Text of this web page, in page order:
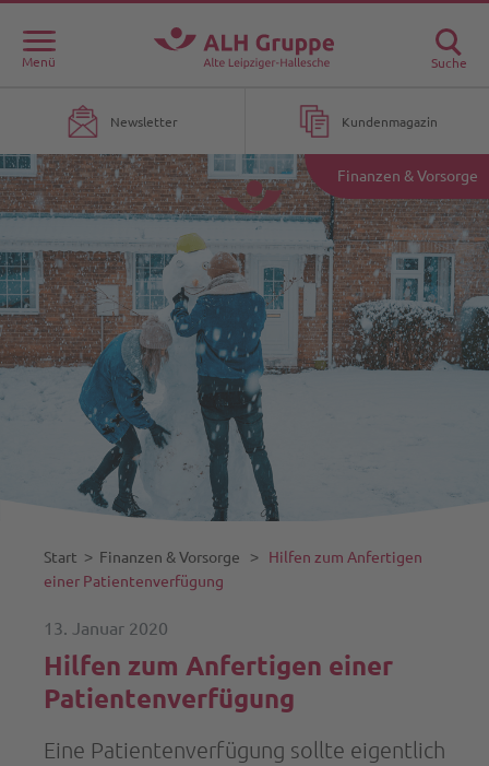
Menü Suche
Newsletter Kundenmagazin
Finanzen & Vorsorge
Start ˃ Finanzen & Vorsorge ˃ Hilfen zum Anfertigen
einer Patientenverfügung
13. Januar 2020
Hilfen zum Anfertigen einer
Patientenverfügung
Eine Patientenverfügung sollte eigentlich